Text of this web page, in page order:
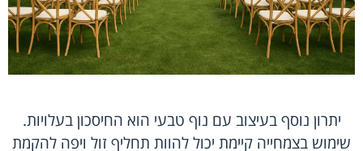
יתרון נוסף בעיצוב עם נוף טבעי הוא החיסכון בעלויות.
שימוש בצמחייה קיימת יכול להוות תחליף זול ויפה להקמת